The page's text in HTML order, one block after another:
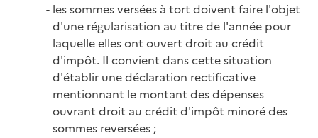
les sommes versées à tort doivent faire l'objet
d'une régularisation au titre de l'année pour
laquelle elles ont ouvert droit au crédit
d'impôt. Il convient dans cette situation
d'établir une déclaration rectificative
mentionnant le montant des dépenses
ouvrant droit au crédit d'impôt minoré des
sommes reversées ;